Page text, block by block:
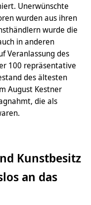
Unerwünschte
wurden aus ihren
wurde die
in anderen
Veranlassung des
100 repräsentative
des ältesten
August Kestner
die als
Kunstbesitz
an das